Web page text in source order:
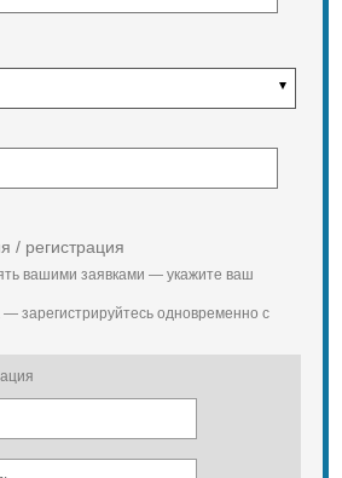
/ регистрация
вашими заявками — укажите ваш
— зарегистрируйтесь одновременно с